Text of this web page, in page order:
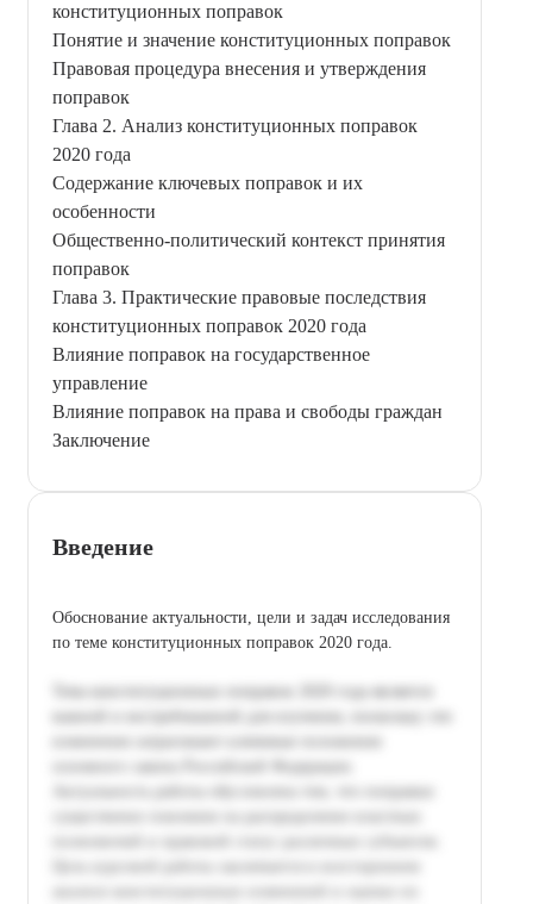
конституционных поправок
Понятие и значение конституционных поправок
Правовая процедура внесения и утверждения
поправок
Глава 2. Анализ конституционных поправок
2020 года
Содержание ключевых поправок и их
особенности
Общественно-политический контекст принятия
поправок
Глава 3. Практические правовые последствия
конституционных поправок 2020 года
Влияние поправок на государственное
управление
Влияние поправок на права и свободы граждан
Заключение
Введение
Обоснование актуальности, цели и задач исследования
по теме конституционных поправок 2020 года.